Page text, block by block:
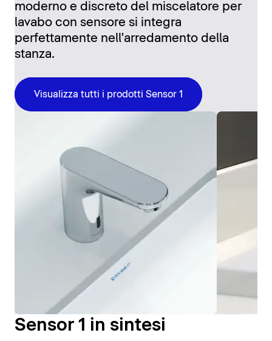
moderno e discreto del miscelatore per
lavabo con sensore si integra
perfettamente nell'arredamento della
stanza.
Visualizza tutti i prodotti Sensor 1
Sensor 1 in sintesi